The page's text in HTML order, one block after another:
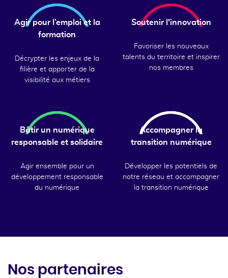
Agir pour l’emploi et la
formation
Décrypter les enjeux de la
filière et apporter de la
visibilité aux métiers
Soutenir l'innovation
Favoriser les nouveaux
talents du territoire et inspirer
nos membres
Bâtir un numérique
responsable et solidaire
Agir ensemble pour un
développement responsable
du numérique
Accompagner la
transition numérique
Développer les potentiels de
notre réseau et accompagner
la transition numérique
Nos partenaires